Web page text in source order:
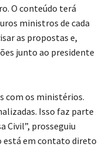
O conteúdo terá
ministros de cada
as propostas e,
junto ao presidente
com os ministérios.
Isso faz parte
Civil”, prosseguiu
está em contato direto